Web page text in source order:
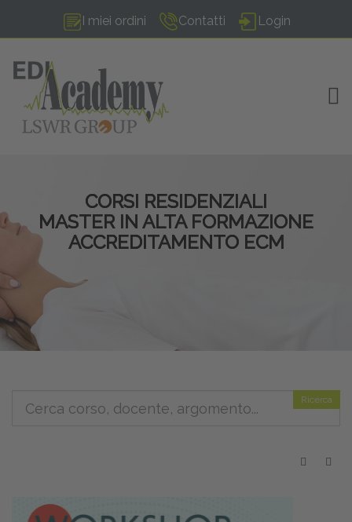
I miei ordini Contatti Login
CORSI RESIDENZIALI
MASTER IN ALTA FORMAZIONE
ACCREDITAMENTO ECM
Ricerca